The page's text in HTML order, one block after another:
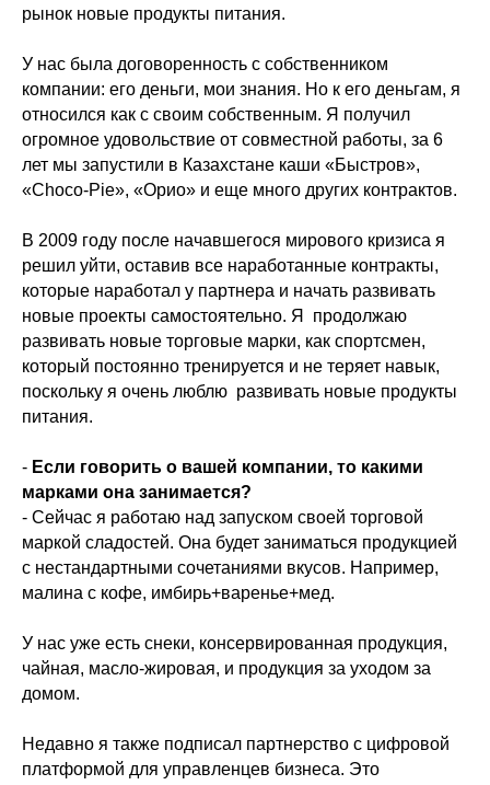
рынок новые продукты питания.
У нас была договоренность с собственником
компании: его деньги, мои знания. Но к его деньгам, я
относился как с своим собственным. Я получил
огромное удовольствие от совместной работы, за 6
лет мы запустили в Казахстане каши «Быстров»,
«Chocо-Pie», «Орио» и еще много других контрактов.
В 2009 году после начавшегося мирового кризиса я
решил уйти, оставив все наработанные контракты,
которые наработал у партнера и начать развивать
новые проекты самостоятельно. Я продолжаю
развивать новые торговые марки, как спортсмен,
который постоянно тренируется и не теряет навык,
поскольку я очень люблю развивать новые продукты
питания.
- Если говорить о вашей компании, то какими
марками она занимается?
- Сейчас я работаю над запуском своей торговой
маркой сладостей. Она будет заниматься продукцией
с нестандартными сочетаниями вкусов. Например,
малина с кофе, имбирь+варенье+мед.
У нас уже есть снеки, консервированная продукция,
чайная, масло-жировая, и продукция за уходом за
домом.
Недавно я также подписал партнерство с цифровой
платформой для управленцев бизнеса. Это